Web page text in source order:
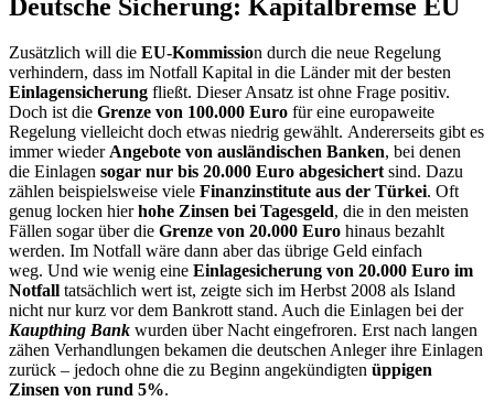
Deutsche Sicherung: Kapitalbremse EU
Zusätzlich will die EU-Kommission durch die neue Regelung
verhindern, dass im Notfall Kapital in die Länder mit der besten
Einlagensicherung fließt. Dieser Ansatz ist ohne Frage positiv.
Doch ist die Grenze von 100.000 Euro für eine europaweite
Regelung vielleicht doch etwas niedrig gewählt. Andererseits gibt es
immer wiederAngebote von ausländischen Banken, bei denen
die Einlagen sogar nur bis 20.000 Euro abgesichertsind. Dazu
zählen beispielsweise viele Finanzinstitute aus der Türkei. Oft
genug locken hierhohe Zinsen bei Tagesgeld, die in den meisten
Fällen sogar über die Grenze von 20.000 Euro hinaus bezahlt
werden. Im Notfall wäre dann aber das übrige Geld einfach
weg. Und wie wenig eine Einlagesicherung von 20.000 Euro im
Notfall tatsächlich wert ist, zeigte sich im Herbst 2008 als Island
nicht nur kurz vor dem Bankrott stand. Auch die Einlagen bei der
Kaupthing Bank wurden über Nacht eingefroren. Erst nach langen
zähen Verhandlungen bekamen die deutschen Anleger ihre Einlagen
zurück – jedoch ohne die zu Beginn angekündigten üppigen
Zinsen von rund 5%.